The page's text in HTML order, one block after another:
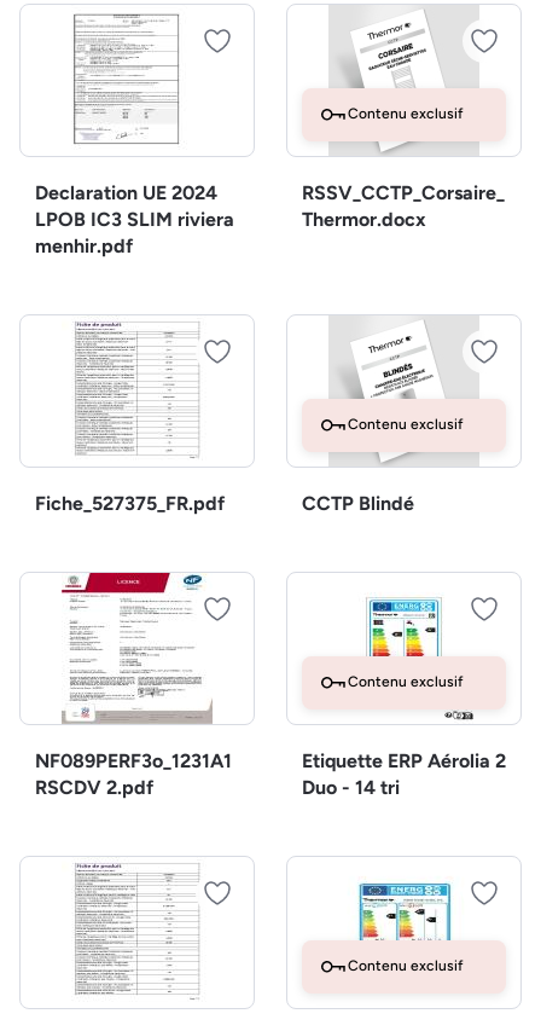
Declaration UE 2024
LPOB IC3 SLIM riviera
menhir.pdf
Contenu exclusif
RSSV_CCTP_Corsaire_
Thermor.docx
Fiche_527375_FR.pdf
Contenu exclusif
CCTP Blindé
NF089PERF3o_1231A1
RSCDV 2.pdf
Contenu exclusif
Etiquette ERP Aérolia 2
Duo - 14 tri
Contenu exclusif